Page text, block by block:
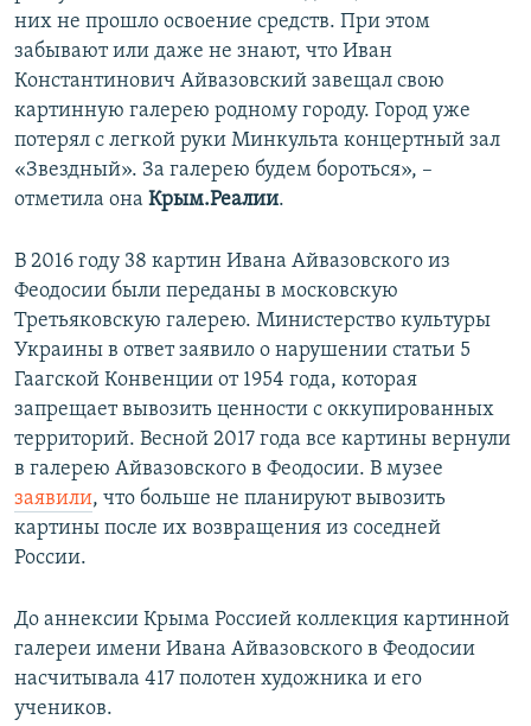
них не прошло освоение средств. При этом
забывают или даже не знают, что Иван
Константинович Айвазовский завещал свою
картинную галерею родному городу. Город уже
потерял с легкой руки Минкульта концертный зал
«Звездный». За галерею будем бороться», –
отметила она Крым.Реалии.
В 2016 году 38 картин Ивана Айвазовского из
Феодосии были переданы в московскую
Третьяковскую галерею. Министерство культуры
Украины в ответ заявило о нарушении статьи 5
Гаагской Конвенции от 1954 года, которая
запрещает вывозить ценности с оккупированных
территорий. Весной 2017 года все картины вернули
в галерею Айвазовского в Феодосии. В музее
заявили, что больше не планируют вывозить
картины после их возвращения из соседней
России.
До аннексии Крыма Россией коллекция картинной
галереи имени Ивана Айвазовского в Феодосии
насчитывала 417 полотен художника и его
учеников.